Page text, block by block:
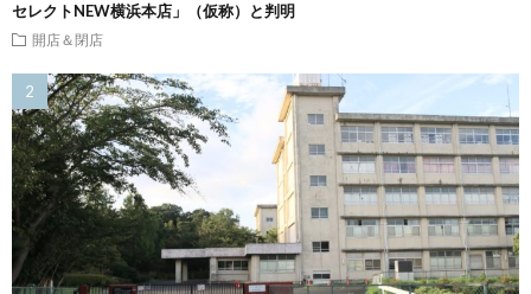
セレクトNEW横浜本店」（仮称）と判明
開店＆閉店